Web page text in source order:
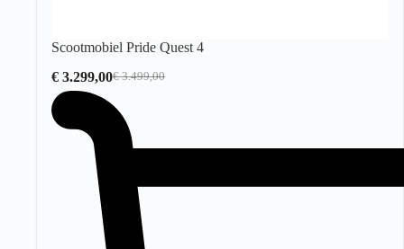
Scootmobiel Pride Quest 4
€3.499,00
Oorspronkelijke
prijs
was:
€ 3.499,00.
€ 3.299,00Huidige
prijs
is:
€ 3.299,00.